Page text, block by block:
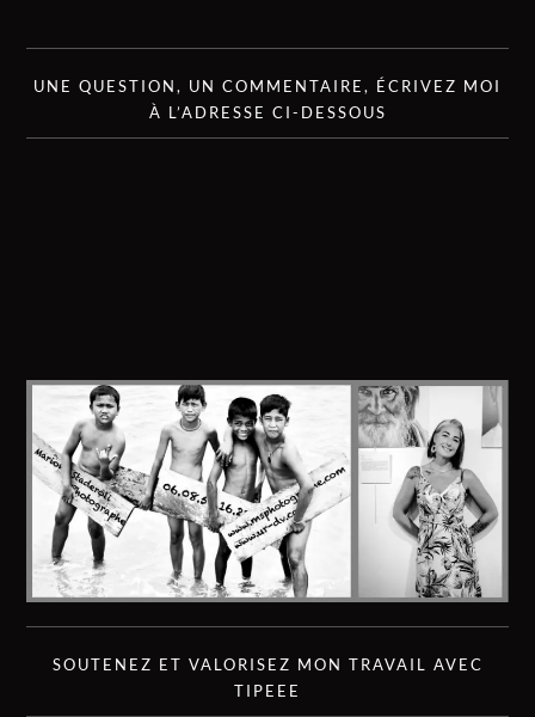
UNE QUESTION, UN COMMENTAIRE, ÉCRIVEZ MOI
À L’ADRESSE CI-DESSOUS
SOUTENEZ ET VALORISEZ MON TRAVAIL AVEC
TIPEEE